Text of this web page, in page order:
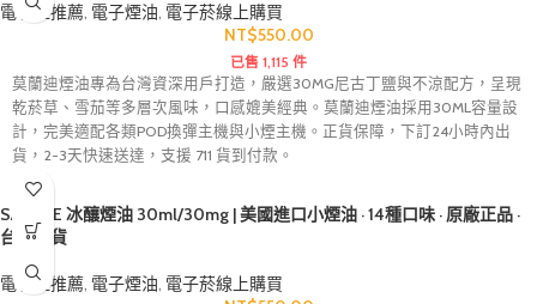
電子煙推薦, 電子煙油, 電子菸線上購買
NT$550.00
已售 1,115 件
莫蘭迪煙油專為台灣資深用戶打造，嚴選30MG尼古丁鹽與不涼配方，呈現
乾菸草、雪茄等多層次風味，口感媲美經典。莫蘭迪煙油採用30ML容量設
計，完美適配各類POD換彈主機與小煙主機。正貨保障，下訂24小時內出
貨，2-3天快速送達，支援 711 貨到付款。
SAMELE 冰釀煙油 30ml/30mg | 美國進口小煙油 · 14種口味 · 原廠正品 ·
台灣現貨
電子煙推薦, 電子煙油, 電子菸線上購買